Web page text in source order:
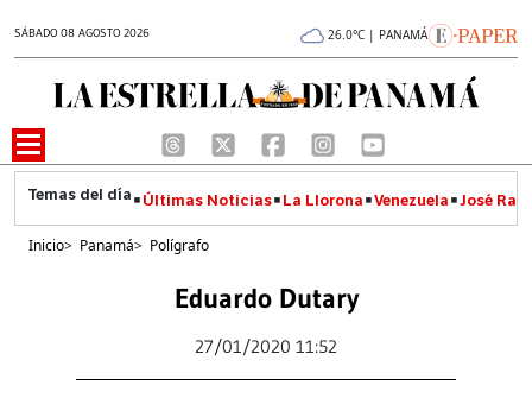
SÁBADO 08 AGOSTO 2026 26.0°C | PANAMÁ
Últimas Noticias La Llorona Venezuela José
Inicio> Panamá> Polígrafo
Eduardo Dutary
27/01/2020 11:52